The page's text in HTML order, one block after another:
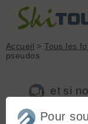
Accueil >Tous les
pseudos
et si
Pour